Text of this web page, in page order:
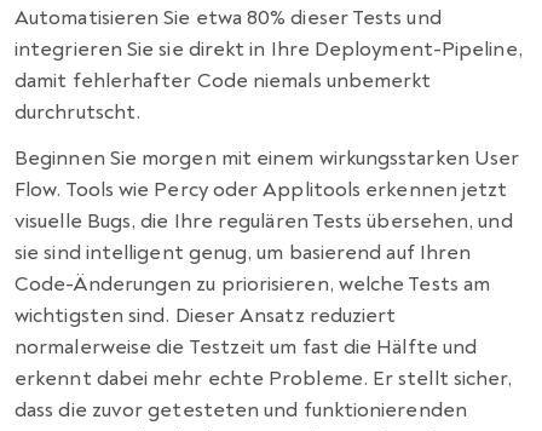
Automatisieren Sie etwa 80% dieser Tests und
integrieren Sie sie direkt in Ihre Deployment-Pipeline,
damit fehlerhafter Code niemals unbemerkt
durchrutscht.
Beginnen Sie morgen mit einem wirkungsstarken User
Flow. Tools wie Percy oder Applitools erkennen jetzt
visuelle Bugs, die Ihre regulären Tests übersehen, und
sie sind intelligent genug, um basierend auf Ihren
Code-Änderungen zu priorisieren, welche Tests am
wichtigsten sind. Dieser Ansatz reduziert
normalerweise die Testzeit um fast die Hälfte und
erkennt dabei mehr echte Probleme. Er stellt sicher,
dass die zuvor getesteten und funktionierenden